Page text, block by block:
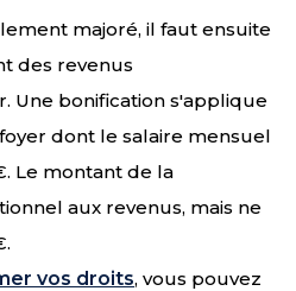
majoré, il faut ensuite
des revenus
Une bonification s'applique
dont le salaire mensuel
Le montant de la
aux revenus, mais ne
vos droits, vous pouvez